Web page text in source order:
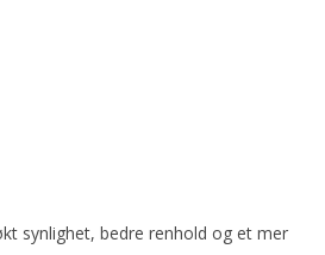
synlighet, bedre renhold og et mer